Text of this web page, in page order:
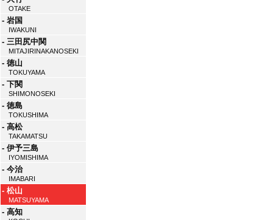
OTAKE
- 岩国
IWAKUNI
- 三田尻中関
MITAJIRINAKANOSEKI
- 徳山
TOKUYAMA
- 下関
SHIMONOSEKI
- 徳島
TOKUSHIMA
- 高松
TAKAMATSU
- 伊予三島
IYOMISHIMA
- 今治
IMABARI
- 松山
MATSUYAMA
- 高知